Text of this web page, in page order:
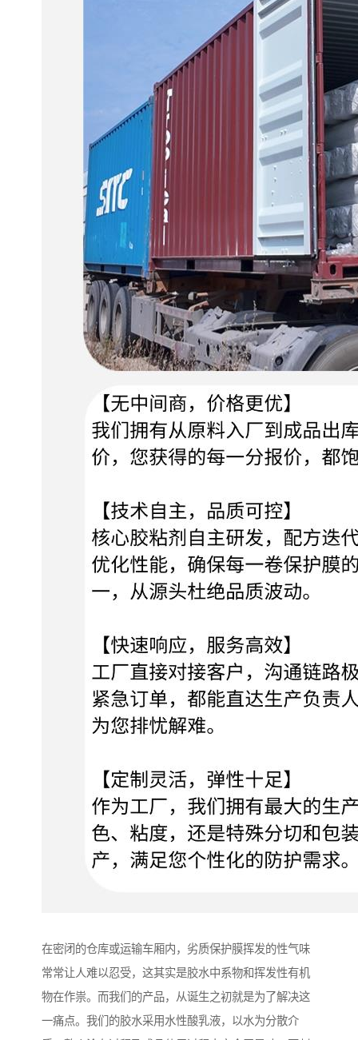
在密闭的仓库或运输车厢内，劣质保护膜挥发的性气味
常常让人难以忍受，这其实是胶水中系物和挥发性有机
物在作祟。而我们的产品，从诞生之初就是为了解决这
一痛点。我们的胶水采用水性酸乳液，以水为分散介